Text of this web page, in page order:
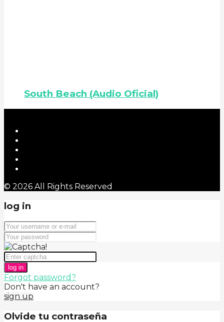
South Beach (Audio Oficial)
© 2026 All Rights Reserved
log in
log in
Forgot password?
Don't have an account?
sign up
Olvide tu contraseña